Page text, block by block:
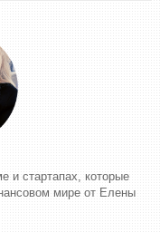
и стартапах, которые
мире от Елены